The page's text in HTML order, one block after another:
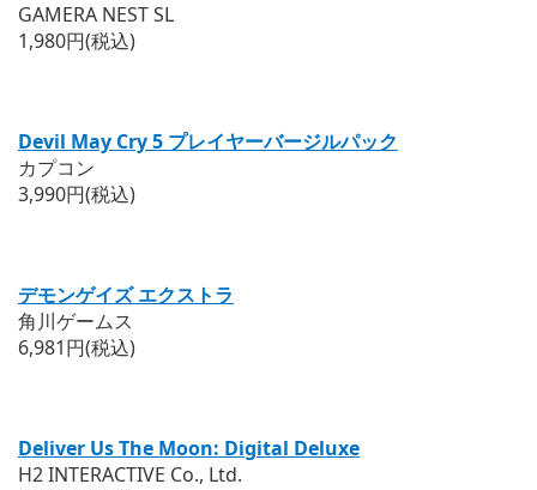
GAMERA NEST SL
1,980円(税込)
Devil May Cry 5 プレイヤーバージルパック
カプコン
3,990円(税込)
デモンゲイズ エクストラ
角川ゲームス
6,981円(税込)
Deliver Us The Moon: Digital Deluxe
H2 INTERACTIVE Co., Ltd.